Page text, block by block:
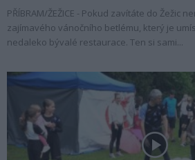
PŘÍBRAM/ŽEŽICE - Pokud zavítáte do Žežic
zajímavého vánočního betlému, který je
nedaleko bývalé restaurace. Ten si sami...